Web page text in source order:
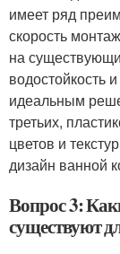
имеет ряд
скорость
на
водостойкость
идеальным
третьих,
цветов и
дизайн ванной
Вопрос 3:
существуют